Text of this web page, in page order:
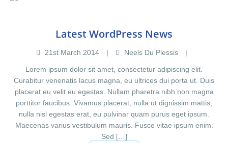
Latest WordPress News
21st March 2014 Neels Du Plessis
Lorem ipsum dolor sit amet, consectetur adipiscing elit.
Curabitur venenatis lacus magna, eu ultrices dui porta ut. Duis
placerat eu velit eu egestas. Nullam pharetra nibh non magna
porttitor faucibus. Vivamus placerat, nulla ut dignissim mattis,
nulla nisl egestas erat, eu pulvinar quam purus eget ipsum.
Maecenas varius vestibulum mauris. Fusce vitae ipsum enim.
Sed […]